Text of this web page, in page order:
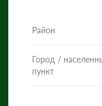
Район
Город /
пункт